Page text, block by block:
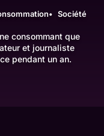
Société
consommant que
et journaliste
pendant un an.